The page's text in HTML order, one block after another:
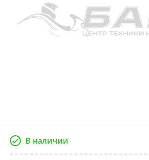
В наличии